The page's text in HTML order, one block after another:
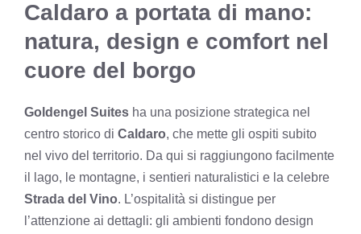
Caldaro a portata di mano:
natura, design e comfort nel
cuore del borgo
Goldengel Suites ha una posizione strategica nel
centro storico di Caldaro, che mette gli ospiti subito
nel vivo del territorio. Da qui si raggiungono facilmente
il lago, le montagne, i sentieri naturalistici e la celebre
Strada del Vino. L’ospitalità si distingue per
l’attenzione ai dettagli: gli ambienti fondono design